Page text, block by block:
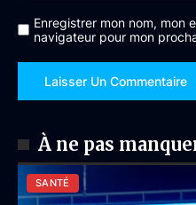
Enregistrer mon nom, mon
navigateur pour mon
À ne pas
SANTÉ